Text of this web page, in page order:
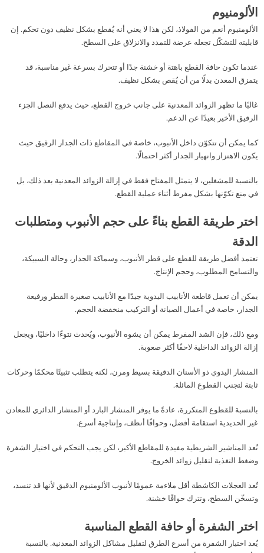
الألومنيوم
الألومنيوم أنعم من الفولاذ، لكن هذا لا يعني أنه يُقطع بشكل نظيف دون تحكم. إن
قابليته للتشكّل تجعله عرضة للتمدد والانزلاق على السطح.
عندما تكون حافة القطع باهتة أو خشنة جدًا أو تتحرك بسرعة غير مناسبة، قد
يتمزق المعدن بدلًا من أن يُقص بشكل نظيف.
غالبًا ما تظهر الزوائد المعدنية على جانب خروج القطع، حيث يدفع النصل الجزء
الرقيق الأخير بعيدًا عن الدعم.
كما يمكن أن تتكوّن داخل الأنبوب، خاصة في المقاطع ذات الجدار الرقيق حيث
يكون الاهتزاز وانهيار الجدار أكثر احتمالًا.
بالنسبة للمشغلين، لا يتمثل المفتاح فقط في إزالة الزوائد المعدنية بعد ذلك، بل
في منع تكوّنها بشكل مفرط أثناء عملية القطع.
اختر طريقة القطع بناءً على حجم الأنبوب ومتطلبات
الدقة
تعتمد أفضل طريقة للقطع على قطر الأنبوب، وسماكة الجدار، وحالة السبيكة،
والتسامح المطلوب، وحجم الإنتاج.
يمكن أن تعمل قاطعة الأنابيب اليدوية جيدًا مع الأنابيب صغيرة القطر ورفيعة
الجدار، خاصة في أعمال الصيانة أو التركيب منخفضة الحجم.
ومع ذلك، فإن الشد المفرط يمكن أن يشوه الأنبوب، ويُحدث نتوءًا داخليًا، ويجعل
إزالة الزوائد الداخلية لاحقًا أكثر صعوبة.
المنشار اليدوي ذو الأسنان الدقيقة بسيط ومرن، لكنه يتطلب تثبيتًا محكمًا وحركات
ثابتة لتجنب القطوع المائلة.
بالنسبة للقطوع المتكررة، عادةً ما يوفر المنشار البارد أو المنشار الدائري للمعادن
غير الحديدية استقامة أفضل، وحوافًا أنظف، وإنتاجية أسرع.
تُعد المناشير الشريطية مفيدة للمقاطع الأكبر، لكن يجب التحكم في اختيار الشفرة
وضغط التغذية لتقليل زوائد الخروج.
تُعد العجلات الكاشطة أقل ملاءمة عمومًا لأنبوب الألومنيوم الدقيق لأنها قد تنسد،
وتسخّن السطح، وتترك حوافًا خشنة.
اختر الشفرة أو حافة القطع المناسبة
يُعد اختيار الشفرة من أسرع الطرق لتقليل مشاكل الزوائد المعدنية. بالنسبة